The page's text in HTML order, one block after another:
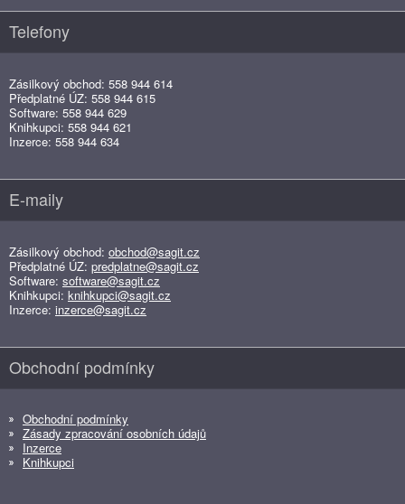
Telefony
Zásilkový obchod: 558 944 614
Předplatné ÚZ: 558 944 615
Software: 558 944 629
Knihkupci: 558 944 621
Inzerce: 558 944 634
E-maily
Zásilkový obchod: obchod@sagit.cz
Předplatné ÚZ: predplatne@sagit.cz
Software: software@sagit.cz
Knihkupci: knihkupci@sagit.cz
Inzerce: inzerce@sagit.cz
Obchodní podmínky
Obchodní podmínky
Zásady zpracování osobních údajů
Inzerce
Knihkupci